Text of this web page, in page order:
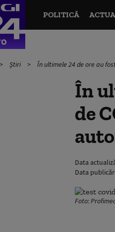
POLITICĂ
Știri În ultimele 24 de ore au
În
de
Data
Data
Foto: